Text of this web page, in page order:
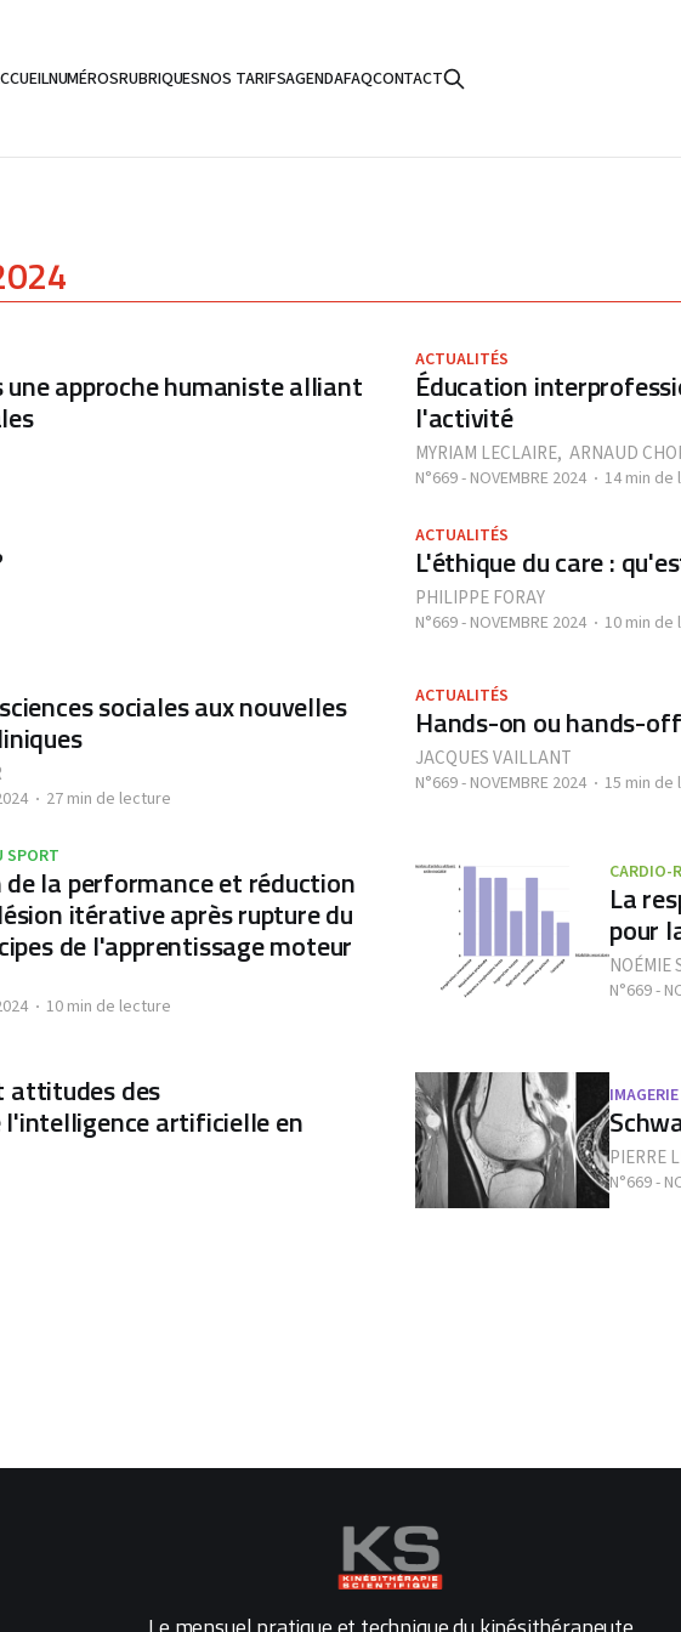
NUMÉROSRUBRIQUESNOS TARIFSAGENDAFAQCONTACT
approche humaniste alliant
ACTUALITÉS
Éducation
l'activité
MYRIAM LECLAIRE, ARNAUD
N°669 - NOVEMBRE 2024 14 min de
ACTUALITÉS
L'éthique du care :
PHILIPPE FORAY
N°669 - NOVEMBRE 2024 10 min de
sociales aux nouvelles
27 min de lecture
ACTUALITÉS
Hands-on ou hands-
JACQUES VAILLANT
N°669 - NOVEMBRE 2024 15 min de
SPORT
la performance et réduction
itérative après rupture du
de l'apprentissage moteur
10 min de lecture
CARDIO-
La
pour
NOÉMIE
N°669 -
attitudes des
artificielle en
IMAGERIE
PIERRE
N°669 -